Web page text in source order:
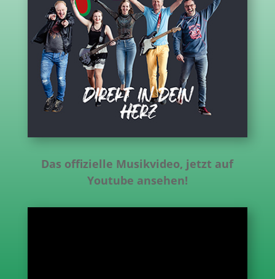
Das offizielle Musikvideo, jetzt auf
Youtube ansehen!